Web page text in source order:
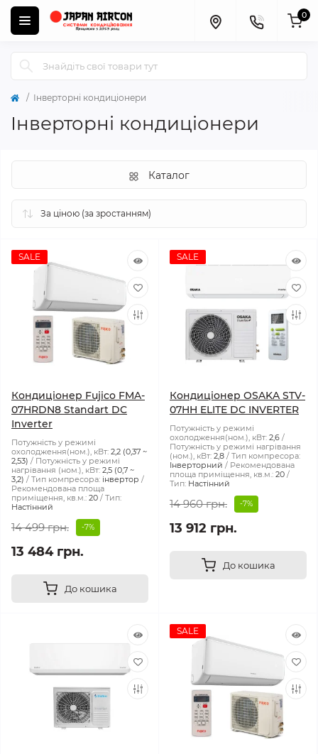
0
Інверторні кондиціонери
Інверторні кондиціонери
Каталог
SALE
Кондиціонер Fujico FMA-
07HRDN8 Standart DC
Inverter
Потужність у режимі
охолодження(ном.), кВт: 2,2 (0,37 ~
2,53)
Потужність у режимі
нагрівання (ном.), кВт: 2,5 (0,7 ~
3,2)
Тип компресора: інвертор
Рекомендована площа
приміщення, кв.м.: 20
Тип:
Настінний
14 499 грн. -7%
13 484 грн.
До кошика
SALE
Кондиціонер OSAKA STV-
07HH ELITE DC INVERTER
Потужність у режимі
охолодження(ном.), кВт: 2,6
Потужність у режимі нагрівання
(ном.), кВт: 2,8
Тип компресора:
Інверторний
Рекомендована
площа приміщення, кв.м.: 20
Тип: Настінний
14 960 грн. -7%
13 912 грн.
До кошика
SALE